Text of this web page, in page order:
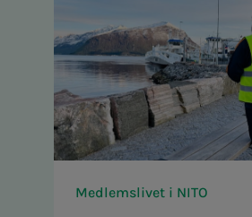
Medlemslivet i NITO